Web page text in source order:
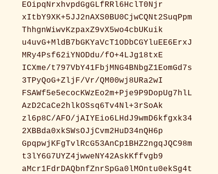
EOipqNrxhvpdGgGLfRRl6HclT0Njr
xItbY9XK+5JJ2nAXS0BU0CjwCQNt2SuqPpm
ThhgnWiwvKzpaxZ9vX5wo4cbUKuik
u4uvG+MldB7bGKYaVcT1ODbCGYluEE6ErxJ
MRy4Psf62iYNODdu/fO+4LJg18txE
ICXme/t797VbY41FbjMNG4BNbgZ1EomGd7s
3TPyQoG+ZljF/Vr/QM00wj8URa2wI
FSAWf5e5ecocKWzEo2m+Pje9P9DopUg7hlL
AzD2CaCe2hlkOSsq6Tv4Nl+3rSoAk
zl6p8C/AFO/jAIYEio6LHdJ9wmD6kfgxk34
2XBBda0xkSWsOJjCvm2HuD34nQH6p
GpqpwjKFgTvlRcG53AnCp1BHZ2ngqJQC98m
t3lY6G7UYZ4jwweNY42AskKffvgb9
aMcr1FdrDAQbnfZnrSpGa0lMOntu0ekSg4t